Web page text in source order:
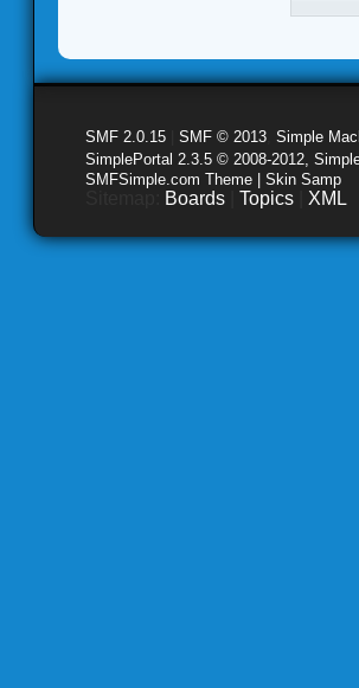
SMF 2.0.15 SMF © 2013 Simple
SimplePortal 2.3.5 © 2008-2012,
SMFSimple.com Theme | Skin Samp
Boards Topics XML